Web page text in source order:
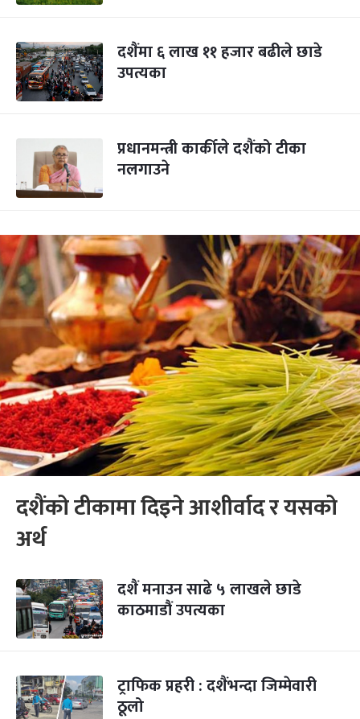
दशैंमा ६ लाख ११ हजार बढीले छाडे
उपत्यका
प्रधानमन्त्री कार्कीले दशैंको टीका
नलगाउने
दशैंको टीकामा दिइने आशीर्वाद र यसको
अर्थ
दशैं मनाउन साढे ५ लाखले छाडे
काठमाडौं उपत्यका
ट्राफिक प्रहरी : दशैंभन्दा जिम्मेवारी
ठूलो